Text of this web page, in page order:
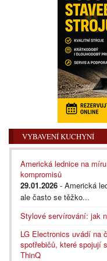
VYBAVENÍ KUCHYNÍ
Americká lednice na
kompromisů
29.01.2026 - Americká
ale často se těžko...
Stylové servírování: jak
LG Electronics uvádí na
spotřebičů, které spojují
ThinQ